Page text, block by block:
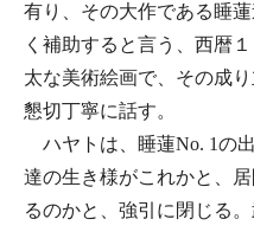
有り、その大作である睡
く補助すると言う、西暦
太な美術絵画で、その成
懇切丁寧に話す。
ハヤトは、睡蓮No. 1の
達の生き様がこれかと、
るのかと、強引に閉じる